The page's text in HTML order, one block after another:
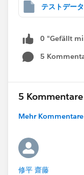
テストデー
0 "Gefällt
5
5 Kommentare
Mehr
修平 齋藤